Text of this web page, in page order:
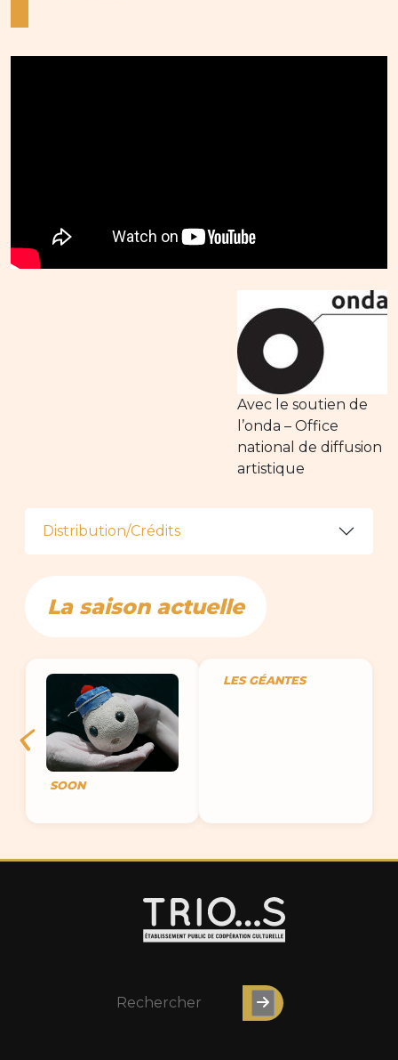
Avec le soutien de
l’onda – Office
national de diffusion
artistique
Distribution/Crédits
La saison actuelle
SOON
LES GÉANTES